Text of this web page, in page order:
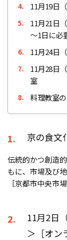
4. 11月19日
5.
11月21日
～1日に必
6. 11月24日
7.
11月28日
室
8. 料理教室
1. 京の食文
伝統的かつ創造
もに、市場及び
［京都市中央市
2.
11月2日
＞［オン